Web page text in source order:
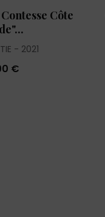
Côte
2021
€